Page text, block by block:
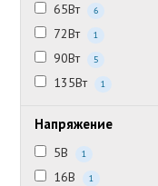
65Вт 6
72Вт 1
90Вт 5
135Вт 1
Напряжение
5В 1
16В 1